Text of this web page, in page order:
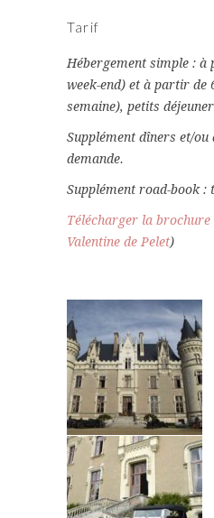
Tarif
Hébergement simple : à
week-end) et à partir de
semaine), petits
Supplément dîners et/
demande.
Supplément road-book :
Télécharger la brochure
Valentine de Pelet)